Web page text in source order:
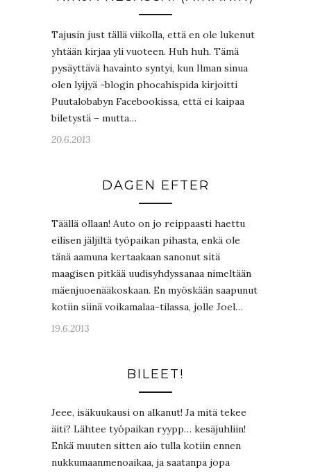
Tajusin just tällä viikolla, että en ole lukenut
yhtään kirjaa yli vuoteen. Huh huh. Tämä
pysäyttävä havainto syntyi, kun Ilman sinua
olen lyijyä -blogin phocahispida kirjoitti
Puutalobabyn Facebookissa, että ei kaipaa
biletystä – mutta…
20.6.2013
DAGEN EFTER
Täällä ollaan! Auto on jo reippaasti haettu
eilisen jäljiltä työpaikan pihasta, enkä ole
tänä aamuna kertaakaan sanonut sitä
maagisen pitkää uudisyhdyssanaa nimeltään
mäenjuoenääkoskaan. En myöskään saapunut
kotiin siinä voikamalaa-tilassa, jolle Joel…
19.6.2013
BILEET!
Jeee, isäkuukausi on alkanut! Ja mitä tekee
äiti? Lähtee työpaikan ryypp… kesäjuhliin!
Enkä muuten sitten aio tulla kotiin ennen
nukkumaanmenoaikaa, ja saatanpa jopa